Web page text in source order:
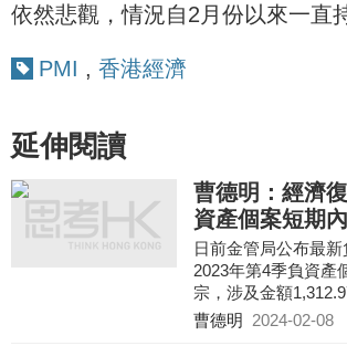
依然悲觀，情況自2月份以來一直
PMI , 香港經濟
延伸閱讀
曹德明：經濟
資產個案短期
日前金管局公布最
2023年第4季負資產
宗，涉及金額
錄得11,123宗及
曹德明 2024-02-08